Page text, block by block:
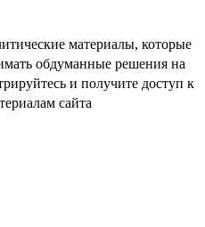
материалы, которые
обдуманные решения на
и получите доступ к
сайта